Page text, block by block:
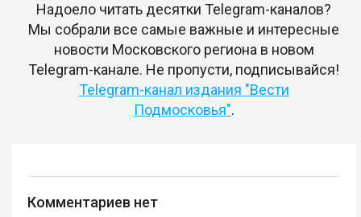
Надоело читать десятки Telegram-каналов?
Мы собрали все самые важные и интересные
новости Московского региона в новом
Telegram-канале. Не пропусти, подписывайся!
Telegram-канал издания "Вести
Подмосковья".
Комментариев нет